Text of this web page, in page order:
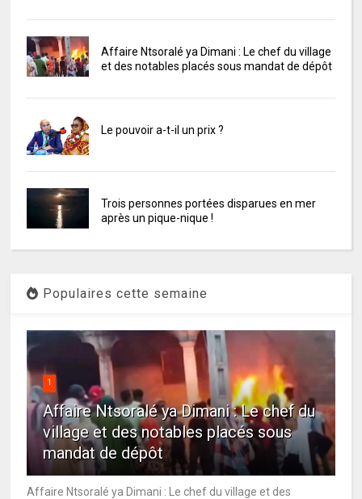
Affaire Ntsoralé ya Dimani : Le chef du village
et des notables placés sous mandat de dépôt
Le pouvoir a-t-il un prix ?
Trois personnes portées disparues en mer
après un pique-nique !
Populaires cette semaine
1
Affaire Ntsoralé ya Dimani : Le chef du
village et des notables placés sous
mandat de dépôt
Affaire Ntsoralé ya Dimani : Le chef du village et des